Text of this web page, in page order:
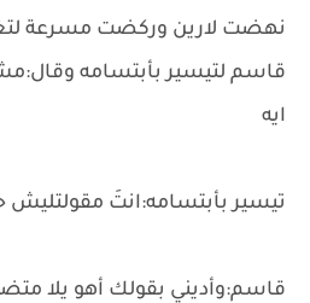
نهضت لارين وركضت مسرعة
قاسم لتيسير بأبتسامه
ايه
تيسير بأبتسامه:انتَ مقولتليش
قاسم:وأديني بقولك أهو يلا